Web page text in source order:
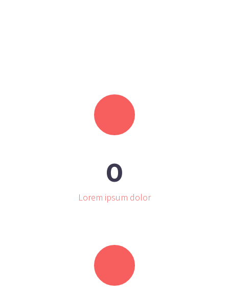
0
Lorem ipsum dolor